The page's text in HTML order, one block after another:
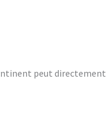
peut directement